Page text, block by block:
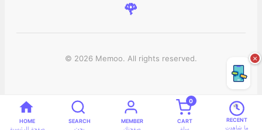
HOME
صفحة الرئيسية
SEARCH
بحث
MEMBER
صفحتك
0
CART
سلة
RECENT
ما شاهدت
🌹
© 2026 Memoo. All rights reserved. ×